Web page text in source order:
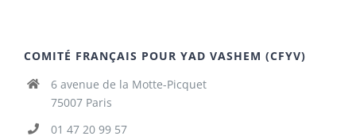
COMITÉ FRANÇAIS POUR YAD VASHEM (CFYV)
6 avenue de la Motte-Picquet
75007 Paris
01 47 20 99 57